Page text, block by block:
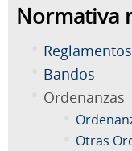
Normativa
Reglamentos
Bandos
Ordenanzas
Otras